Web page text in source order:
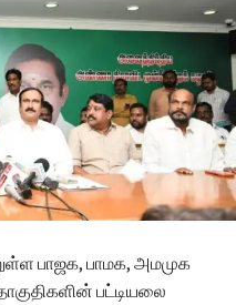
பாஜக, பாமக, அமமுக
பட்டியலை